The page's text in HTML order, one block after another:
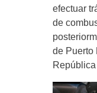
efectuar
de
de Puerto